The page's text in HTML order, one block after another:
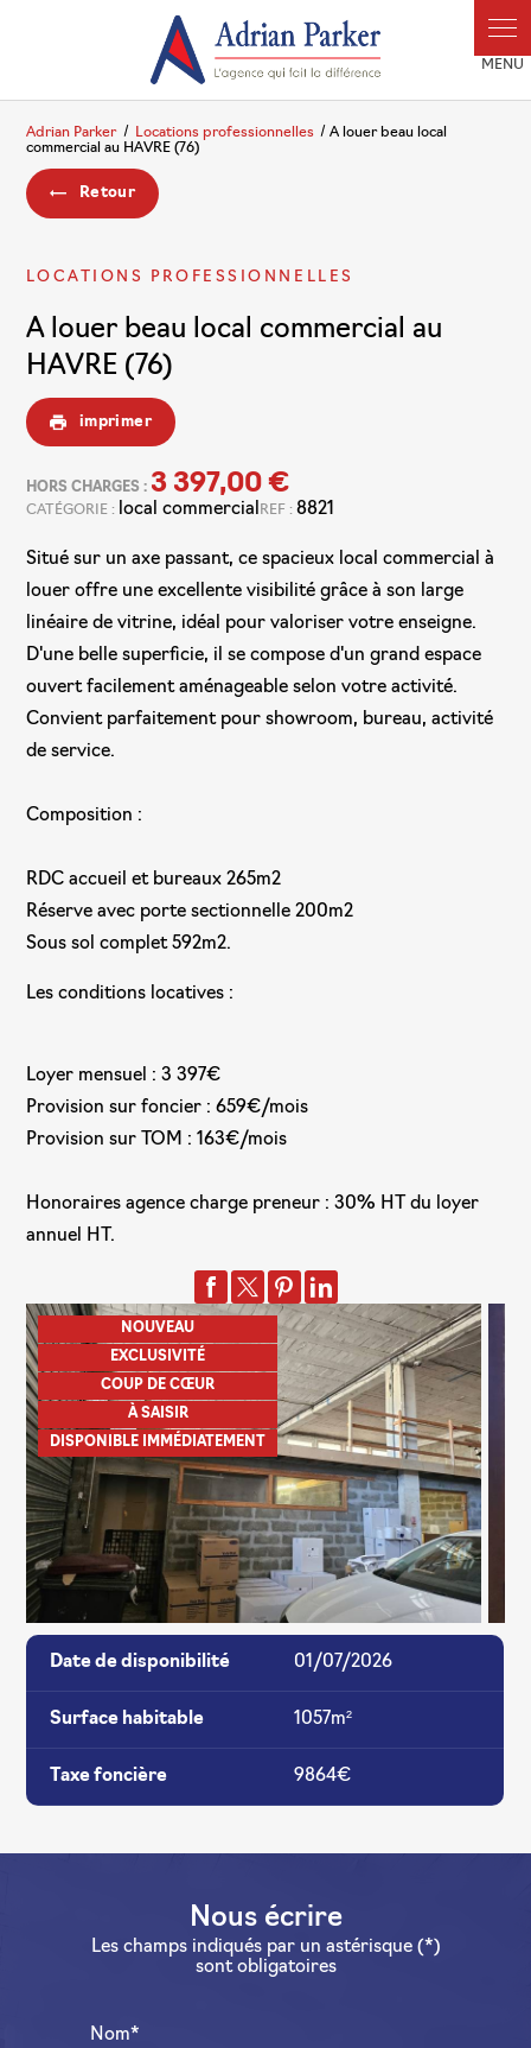
Adrian Parker Locations professionnelles
A louer beau local
commercial au HAVRE (76)
Retour
NOUVEAU
EXCLUSIVITÉ
COUP DE CŒUR
À SAISIR
DISPONIBLE IMMÉDIATEMENT
Date de disponibilité 01/07/2026
Surface habitable 1057m²
Taxe foncière 9864€
LOCATIONS PROFESSIONNELLES
A louer beau local commercial au
HAVRE (76)
imprimer
HORS CHARGES : 3 397,00 €
CATÉGORIE : local commercial REF :8821
Situé sur un axe passant, ce spacieux local commercial à
louer offre une excellente visibilité grâce à son large
linéaire de vitrine, idéal pour valoriser votre enseigne.
D'une belle superficie, il se compose d'un grand espace
ouvert facilement aménageable selon votre activité.
Convient parfaitement pour showroom, bureau, activité
de service.
Composition :
RDC accueil et bureaux 265m2
Réserve avec porte sectionnelle 200m2
Sous sol complet 592m2.
Les conditions locatives :
Loyer mensuel : 3 397€
Provision sur foncier : 659€/mois
Provision sur TOM : 163€/mois
Honoraires agence charge preneur : 30% HT du loyer
annuel HT.
Nous écrire
Les champs indiqués par un astérisque (*)
sont obligatoires
Nom*